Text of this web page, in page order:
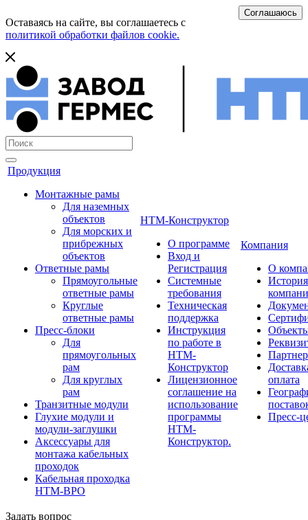
Оставаясь на сайте, вы соглашаетесь с
политикой обработки файлов cookie.
Соглашаюсь
Продукция
Монтажные рамы
Для наземных
объектов
Для морских и
прибрежных
объектов
Ответные рамы
Прямоугольные
ответные рамы
Круглые
ответные рамы
Пресс-блоки
Для
прямоугольных
рам
Для круглых
рам
Транзитные модули
Глухие модули и
модули-заглушки
Аксессуары для
монтажа кабельных
проходок
Кабельная проходка
НТМ-ВРО
НТМ-Конструктор
О программе
Вход и
Регистрация
Системные
требования
Техническая
поддержка
Инструкция
по работе в
НТМ-
Конструктор
Лицензионное
соглашение на
использование
программы
НТМ-
Конструктор.
Компания
О
История
оплата
Пресс-
Задать вопрос